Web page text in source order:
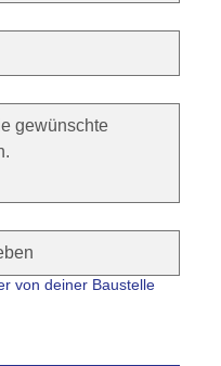
von deiner Baustelle